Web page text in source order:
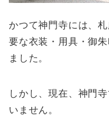
かつて神門寺には、
要な衣装・用具・御
ました。
しかし、現在、神門
いません。